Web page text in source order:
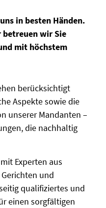
in besten Händen.
wir Sie
mit höchstem
berücksichtigt
Aspekte sowie die
unserer Mandanten –
die nachhaltig
Experten aus
und
qualifiziertes und
einen sorgfältigen